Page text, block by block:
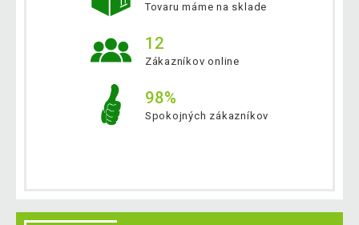
Tovaru máme na sklade
12
Zákazníkov online
98%
Spokojných zákazníkov